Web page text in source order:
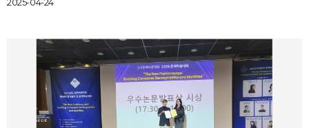
2025-04-24